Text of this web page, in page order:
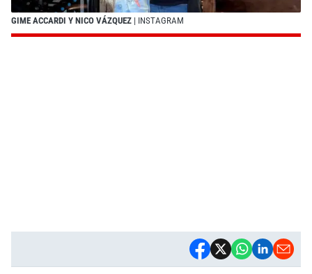
GIME ACCARDI Y NICO VÁZQUEZ | INSTAGRAM